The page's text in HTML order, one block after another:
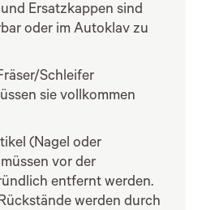
Ersatzkappen sind
oder im Autoklav zu
Schleifer
sie vollkommen
(Nagel oder
vor der
entfernt werden.
werden durch